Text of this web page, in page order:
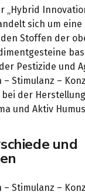
„Hybrid
sich um
Stoffen der
Pestizide und
– Stimulanz –
der
und Aktiv
und
Stimulanz –